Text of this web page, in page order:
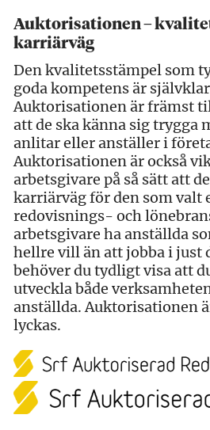
Auktorisationen –
karriärväg
Den kvalitetsstämpel som
goda kompetens är
Auktorisationen är främst
att de ska känna sig trygga
anlitar eller anställer i
Auktorisationen är också
arbetsgivare på så sätt att
karriärväg för den som valt
redovisnings- och
arbetsgivare ha anställda
hellre vill än att jobba i just
behöver du tydligt visa att
utveckla både
anställda. Auktorisationen
lyckas.